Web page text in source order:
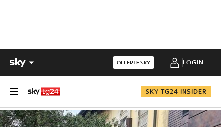
OFFERTE SKY LOGIN
SKY TG24 INSIDER